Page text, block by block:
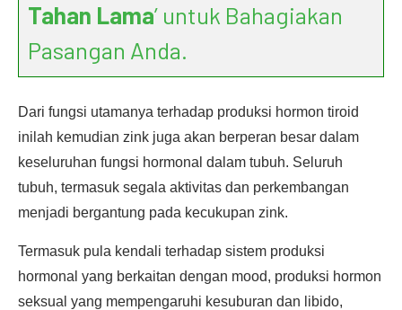
Tahan Lama’ untuk Bahagiakan
Pasangan Anda.
Dari fungsi utamanya terhadap produksi hormon tiroid
inilah kemudian zink juga akan berperan besar dalam
keseluruhan fungsi hormonal dalam tubuh. Seluruh
tubuh, termasuk segala aktivitas dan perkembangan
menjadi bergantung pada kecukupan zink.
Termasuk pula kendali terhadap sistem produksi
hormonal yang berkaitan dengan mood, produksi hormon
seksual yang mempengaruhi kesuburan dan libido,